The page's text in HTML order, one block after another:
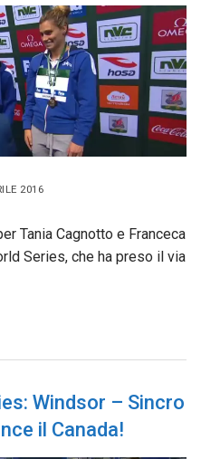
2016
Tania Cagnotto e Franceca
Series, che ha preso il via
Windsor – Sincro
il Canada!